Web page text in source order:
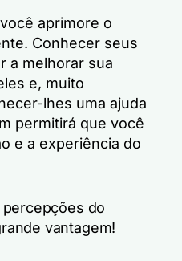
aprimore o
Conhecer seus
a melhorar sua
e, muito
lhes uma ajuda
permitirá que você
e a experiência do
do
vantagem!